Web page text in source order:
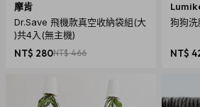
3. 請勿讓兒童單獨使用本產品。
4. 商品圖檔顏色因電腦螢幕設定差異會
商品顏色為準。
摩肯
Dr.Save 飛機款真空收納袋組(大
)共4入(無主機)
NT$ 280NT$ 466
狗狗
NT$